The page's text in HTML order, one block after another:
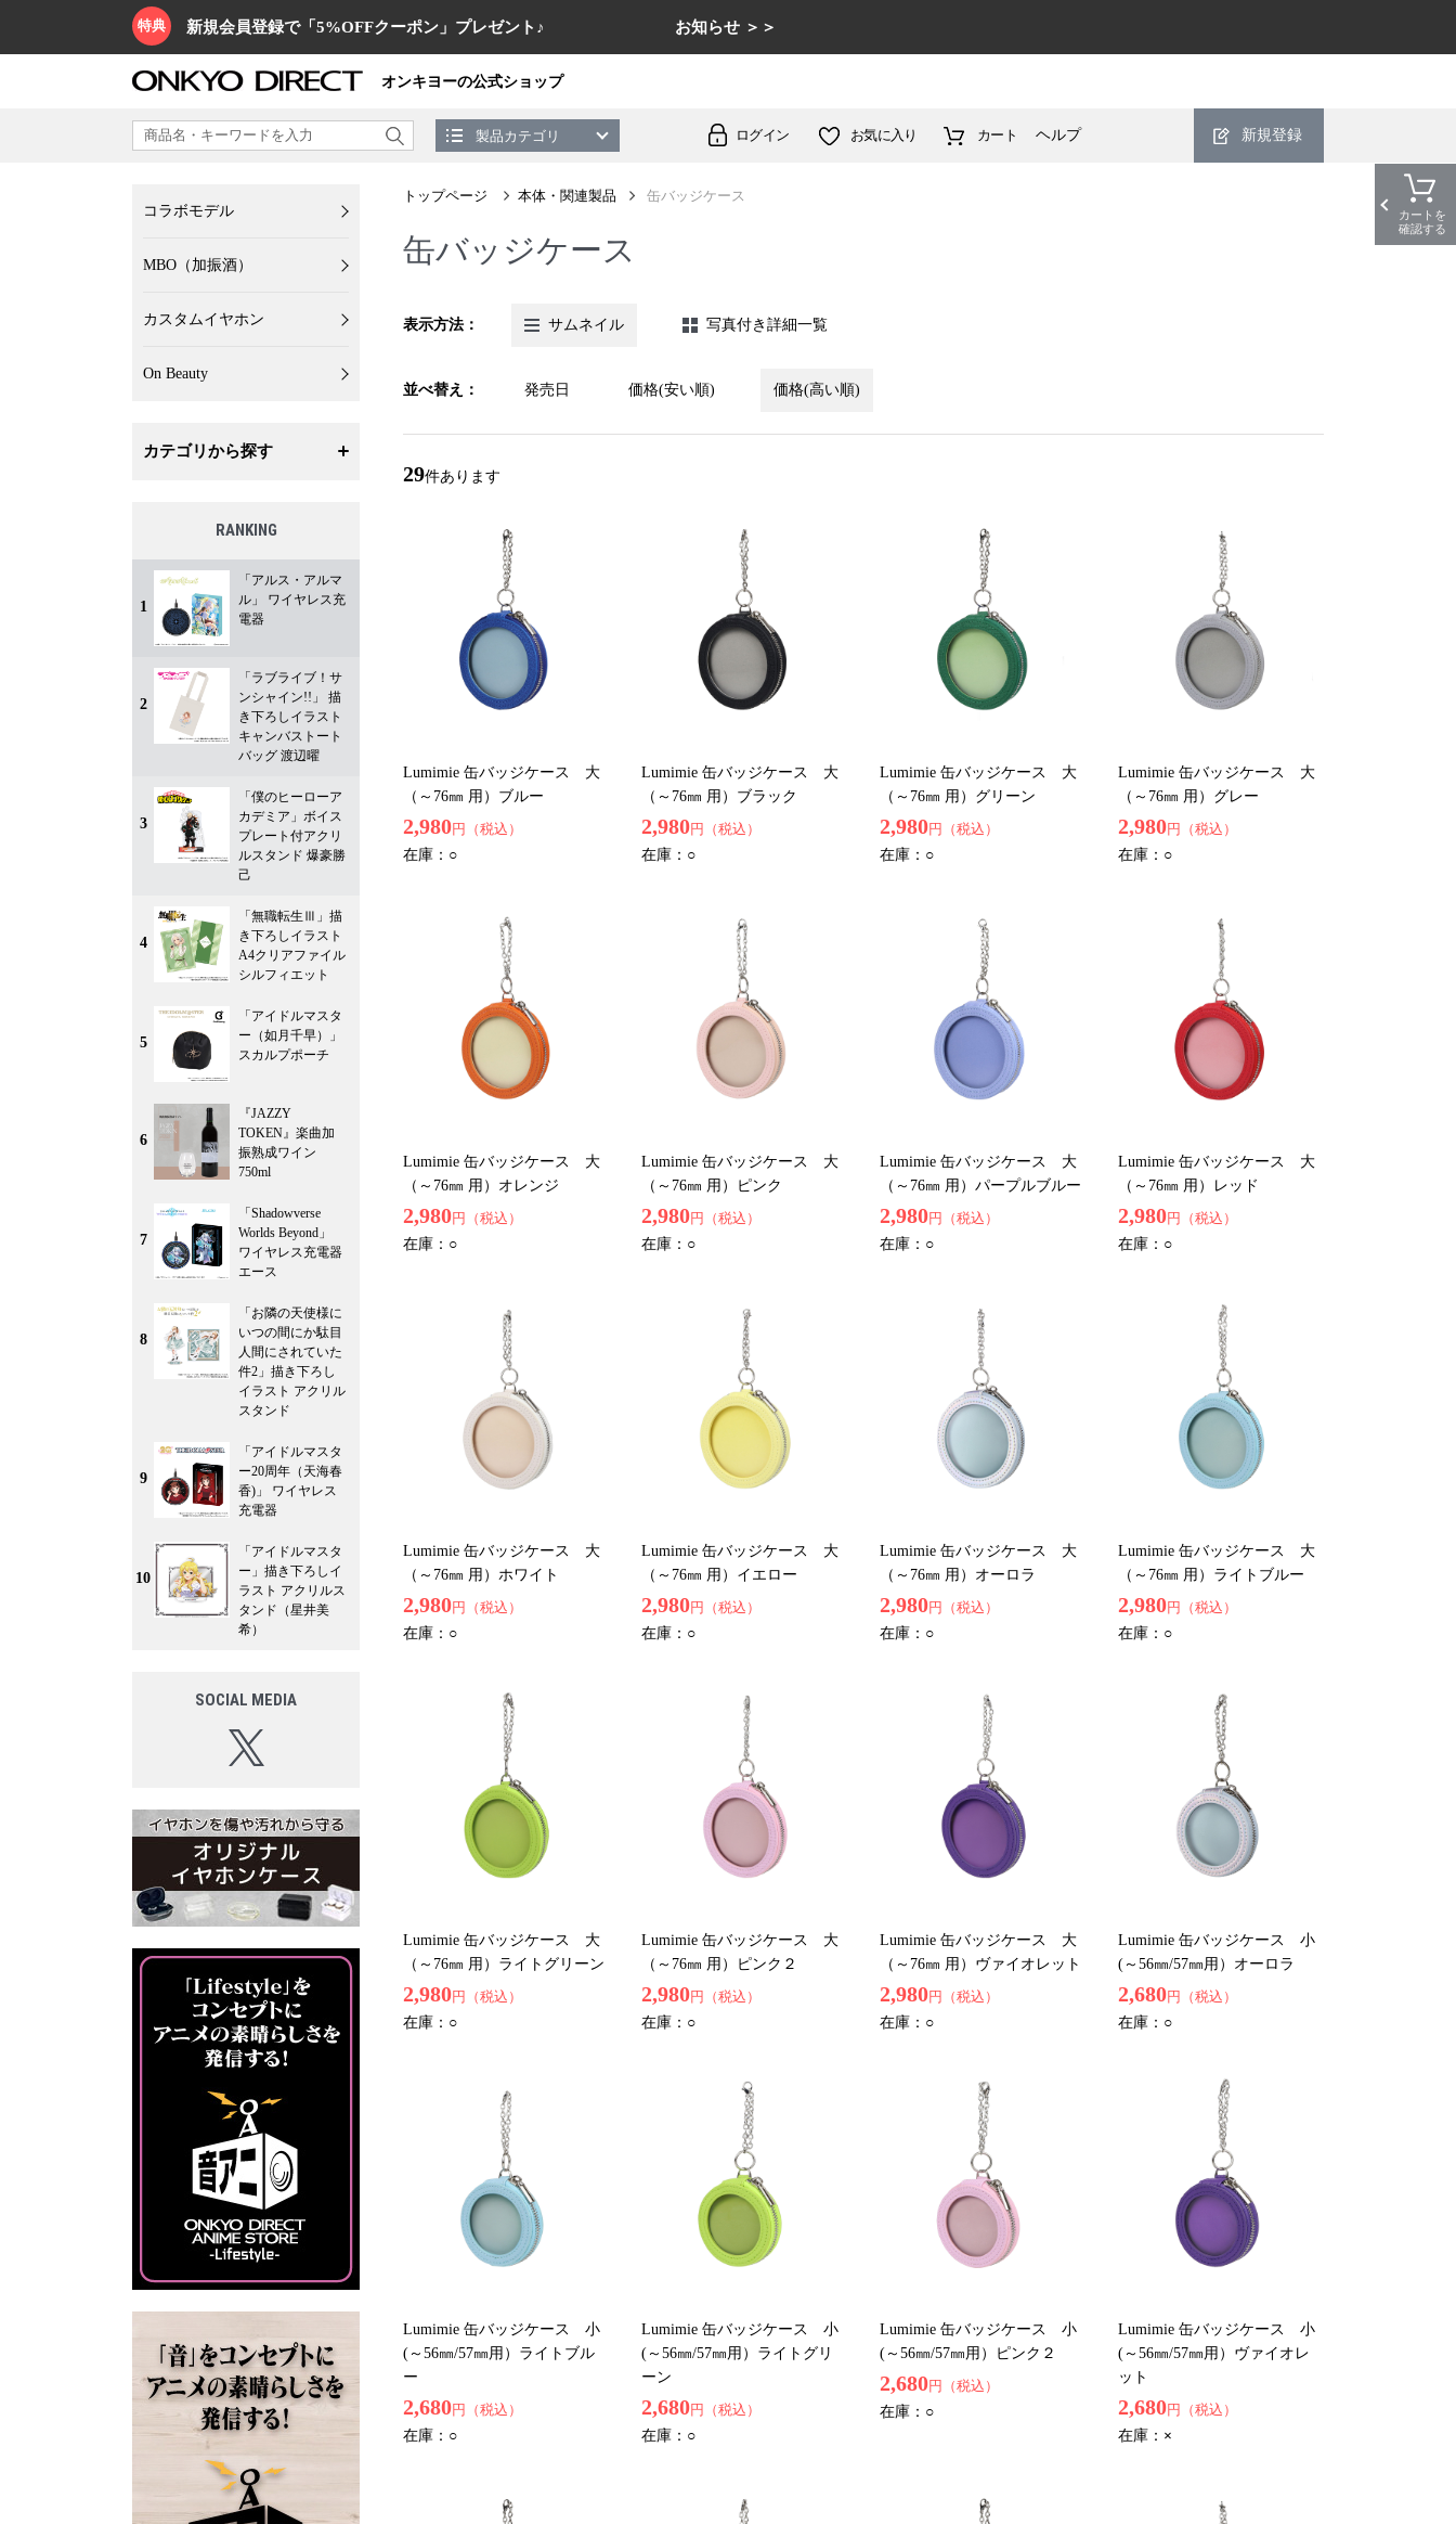
特典 新規会員登録で「5%OFFクーポン」プレゼント♪ お知らせ ＞＞
オンキヨーの公式ショップ
製品カテゴリ ログイン お気に入り カート ヘルプ 新規登録
トップページ 本体・関連製品 缶バッジケース
缶バッジケース
表示方法： サムネイル 写真付き詳細一覧
並べ替え： 発売日 価格(安い順) 価格(高い順)
29件あります
Lumimie 缶バッジケース 大
（～76㎜ 用）ブルー
2,980円（税込）
在庫： ○
Lumimie 缶バッジケース 大
（～76㎜ 用）ブラック
2,980円（税込）
在庫： ○
Lumimie 缶バッジケース 大
（～76㎜ 用）グリーン
2,980円（税込）
在庫： ○
Lumimie 缶バッジケース 大
（～76㎜ 用）グレー
2,980円（税込）
在庫： ○
Lumimie 缶バッジケース 大
（～76㎜ 用）オレンジ
2,980円（税込）
在庫： ○
Lumimie 缶バッジケース 大
（～76㎜ 用）ピンク
2,980円（税込）
在庫： ○
Lumimie 缶バッジケース 大
（～76㎜ 用）パープルブルー
2,980円（税込）
在庫： ○
Lumimie 缶バッジケース 大
（～76㎜ 用）レッド
2,980円（税込）
在庫： ○
Lumimie 缶バッジケース 大
（～76㎜ 用）ホワイト
2,980円（税込）
在庫： ○
Lumimie 缶バッジケース 大
（～76㎜ 用）イエロー
2,980円（税込）
在庫： ○
Lumimie 缶バッジケース 大
（～76㎜ 用）オーロラ
2,980円（税込）
在庫： ○
Lumimie 缶バッジケース 大
（～76㎜ 用）ライトブルー
2,980円（税込）
在庫： ○
Lumimie 缶バッジケース 大
（～76㎜ 用）ライトグリーン
2,980円（税込）
在庫： ○
Lumimie 缶バッジケース 大
（～76㎜ 用）ピンク２
2,980円（税込）
在庫： ○
Lumimie 缶バッジケース 大
（～76㎜ 用）ヴァイオレット
2,980円（税込）
在庫： ○
Lumimie 缶バッジケース 小
(～56㎜/57㎜用）オーロラ
2,680円（税込）
在庫： ○
Lumimie 缶バッジケース 小
(～56㎜/57㎜用）ライトブル
ー
2,680円（税込）
在庫： ○
Lumimie 缶バッジケース 小
(～56㎜/57㎜用）ライトグリ
ーン
2,680円（税込）
在庫： ○
Lumimie 缶バッジケース 小
(～56㎜/57㎜用）ピンク２
2,680円（税込）
在庫： ○
Lumimie 缶バッジケース 小
(～56㎜/57㎜用）ヴァイオレ
ット
2,680円（税込）
在庫： ×
コラボモデル
MBO（加振酒）
カスタムイヤホン
On Beauty
カテゴリから探す
RANKING
1
「アルス・アルマ
ル」 ワイヤレス充
電器
2
「ラブライブ！サ
ンシャイン!!」 描
き下ろしイラスト
キャンバストート
バッグ 渡辺曜
3
「僕のヒーローア
カデミア」ボイス
プレート付アクリ
ルスタンド 爆豪勝
己
4
「無職転生Ⅲ」描
き下ろしイラスト
A4クリアファイル
シルフィエット
5
「アイドルマスタ
ー（如月千早）」
スカルプポーチ
6
『JAZZY
TOKEN』楽曲加
振熟成ワイン
750ml
7
「Shadowverse
Worlds Beyond」
ワイヤレス充電器
エース
8
「お隣の天使様に
いつの間にか駄目
人間にされていた
件2」描き下ろし
イラスト アクリル
スタンド
9
「アイドルマスタ
ー20周年（天海春
香)」 ワイヤレス
充電器
10
「アイドルマスタ
ー」描き下ろしイ
ラスト アクリルス
タンド（星井美
希）
SOCIAL MEDIA
カートを
確認する